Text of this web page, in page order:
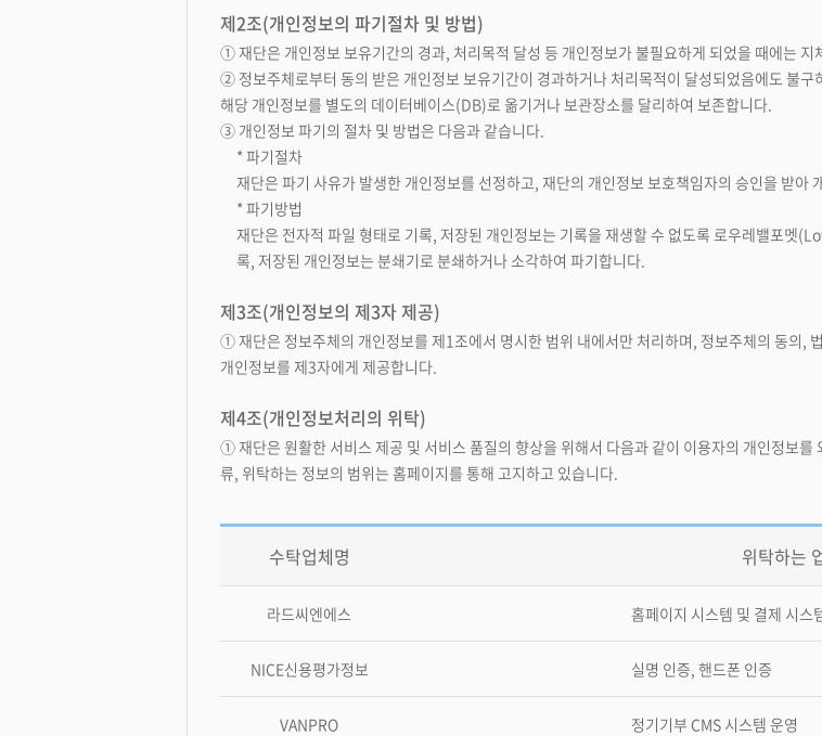
제2조(개인정보의 파기절차 및 방법)
① 재단은 개인정보 보유기간의 경과, 처리목적 달성 등 개인정보가 불필요하게 되었을 때에는 지
② 정보주체로부터 동의 받은 개인정보 보유기간이 경과하거나 처리목적이 달성되었음에도 불
해당 개인정보를 별도의 데이터베이스(DB)로 옮기거나 보관장소를 달리하여 보존합니다.
③ 개인정보 파기의 절차 및 방법은 다음과 같습니다.
* 파기절차
재단은 파기 사유가 발생한 개인정보를 선정하고, 재단의 개인정보 보호책임자의 승인을 받아
* 파기방법
재단은 전자적 파일 형태로 기록, 저장된 개인정보는 기록을 재생할 수 없도록 로우레밸포멧
록, 저장된 개인정보는 분쇄기로 분쇄하거나 소각하여 파기합니다.
제3조(개인정보의 제3자 제공)
① 재단은 정보주체의 개인정보를 제1조에서 명시한 범위 내에서만 처리하며, 정보주체의 동의,
개인정보를 제3자에게 제공합니다.
제4조(개인정보처리의 위탁)
① 재단은 원활한 서비스 제공 및 서비스 품질의 향상을 위해서 다음과 같이 이용자의 개인정보
류, 위탁하는 정보의 범위는 홈페이지를 통해 고지하고 있습니다.
수탁업체명 위탁하는
라드씨엔에스 홈페이지 시스템 및 결제 시스
NICE신용평가정보 실명 인증, 핸드폰 인증
VANPRO 정기기부 CMS 시스템 운영